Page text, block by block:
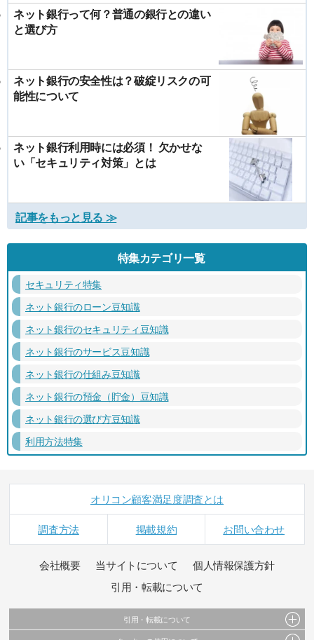
ネット銀行って何？普通の銀行との違い
と選び方
ネット銀行の安全性は？破綻リスクの可
能性について
ネット銀行利用時には必須！ 欠かせな
い「セキュリティ対策」とは
記事をもっと見る ≫
特集カテゴリ一覧
セキュリティ特集
ネット銀行のローン豆知識
ネット銀行のセキュリティ豆知識
ネット銀行のサービス豆知識
ネット銀行の仕組み豆知識
ネット銀行の預金（貯金）豆知識
ネット銀行の選び方豆知識
利用方法特集
オリコン顧客満足度調査とは
調査方法 掲載規約 お問い合わせ
会社概要 当サイトについて
個人情報保護方針
引用・転載について
引用・転載について